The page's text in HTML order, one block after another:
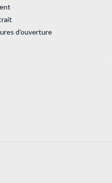
d'ouverture